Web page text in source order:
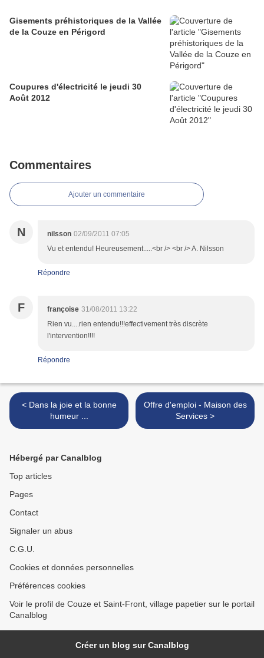
Gisements préhistoriques de la Vallée
de la Couze en Périgord
Coupures d'électricité le jeudi 30
Août 2012
Commentaires
Ajouter un commentaire
N nilsson 02/09/2011 07:05
Vu et entendu! Heureusement.....<br /> <br /> A. Nilsson
Répondre
F françoise 31/08/2011 13:22
Rien vu....rien entendu!!!effectivement très discrète
l'intervention!!!!
Répondre
< Dans la joie et la bonne
humeur ...
Offre d'emploi - Maison des
Services >
Hébergé par Canalblog
Top articles
Pages
Contact
Signaler un abus
C.G.U.
Cookies et données personnelles
Préférences cookies
Voir le profil de Couze et Saint-Front, village papetier sur le portail
Canalblog
Créer un blog sur Canalblog